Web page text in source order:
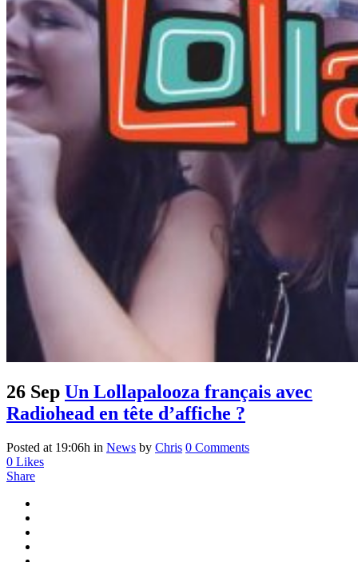
26 Sep Un Lollapalooza français avec
Radiohead en tête d’affiche ?
Posted at 19:06h in News by Chris 0 Comments
0 Likes
Share